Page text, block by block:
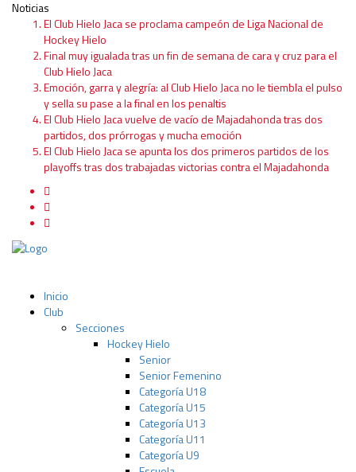
Noticias
El Club Hielo Jaca se proclama campeón de Liga Nacional de
Hockey Hielo
Final muy igualada tras un fin de semana de cara y cruz para el
Club Hielo Jaca
Emoción, garra y alegría: al Club Hielo Jaca no le tiembla el pulso
y sella su pase a la final en los penaltis
El Club Hielo Jaca vuelve de vacío de Majadahonda tras dos
partidos, dos prórrogas y mucha emoción
El Club Hielo Jaca se apunta los dos primeros partidos de los
playoffs tras dos trabajadas victorias contra el Majadahonda
Inicio
Club
Secciones
Hockey Hielo
Senior
Senior Femenino
Categoría U18
Categoría U15
Categoría U13
Categoría U11
Categoría U9